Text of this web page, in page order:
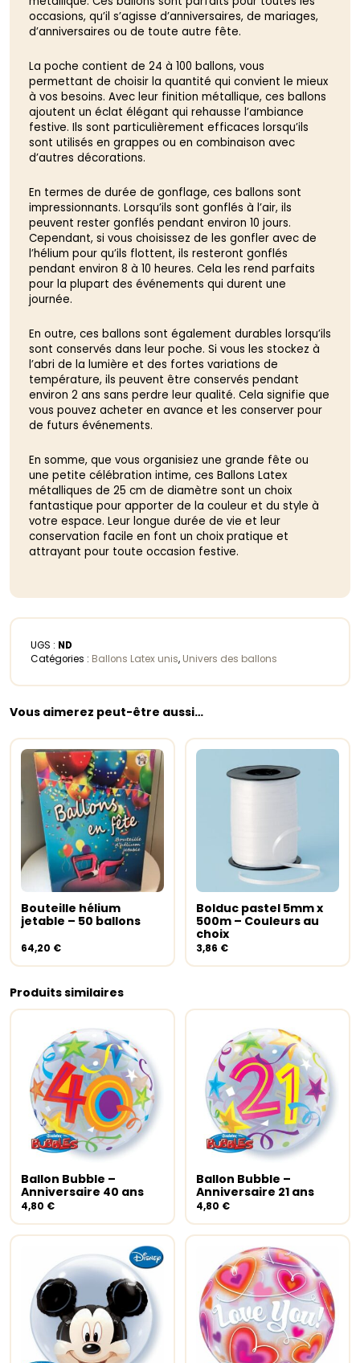
occasions, qu’il s’agisse d’anniversaires, de mariages,
d’anniversaires ou de toute autre fête.
La poche contient de 24 à 100 ballons, vous
permettant de choisir la quantité qui convient le mieux
à vos besoins. Avec leur finition métallique, ces ballons
ajoutent un éclat élégant qui rehausse l’ambiance
festive. Ils sont particulièrement efficaces lorsqu’ils
sont utilisés en grappes ou en combinaison avec
d’autres décorations.
En termes de durée de gonflage, ces ballons sont
impressionnants. Lorsqu’ils sont gonflés à l’air, ils
peuvent rester gonflés pendant environ 10 jours.
Cependant, si vous choisissez de les gonfler avec de
l’hélium pour qu’ils flottent, ils resteront gonflés
pendant environ 8 à 10 heures. Cela les rend parfaits
pour la plupart des événements qui durent une
journée.
En outre, ces ballons sont également durables lorsqu’ils
sont conservés dans leur poche. Si vous les stockez à
l’abri de la lumière et des fortes variations de
température, ils peuvent être conservés pendant
environ 2 ans sans perdre leur qualité. Cela signifie que
vous pouvez acheter en avance et les conserver pour
de futurs événements.
En somme, que vous organisiez une grande fête ou
une petite célébration intime, ces Ballons Latex
métalliques de 25 cm de diamètre sont un choix
fantastique pour apporter de la couleur et du style à
votre espace. Leur longue durée de vie et leur
conservation facile en font un choix pratique et
attrayant pour toute occasion festive.
UGS : ND
Catégories : Ballons Latex unis, Univers des ballons
Vous aimerez peut-être aussi…
Ajouter au panier
Bouteille hélium
jetable – 50 ballons
64,20 €
Choix des options
Ce
produit
a
plusieurs
options
page
du
produit
Bolduc pastel 5mm x
500m – Couleurs au
choix
3,86 €
Produits similaires
Ajouter au panier
Ballon Bubble –
Anniversaire 40 ans
4,80 €
Ajouter au panier
Ballon Bubble –
Anniversaire 21 ans
4,80 €